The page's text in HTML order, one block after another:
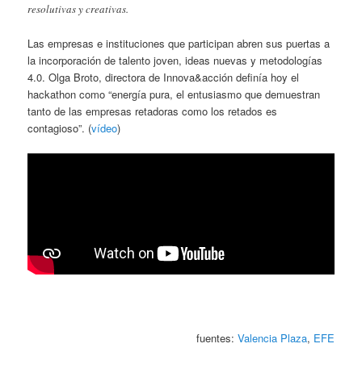
resolutivas y creativas.
Las empresas e instituciones que participan abren sus puertas a
la incorporación de talento joven, ideas nuevas y metodologías
4.0. Olga Broto, directora de Innova&acción definía hoy el
hackathon como “energía pura, el entusiasmo que demuestran
tanto de las empresas retadoras como los retados es
contagioso”. (vídeo)
fuentes: Valencia Plaza, EFE